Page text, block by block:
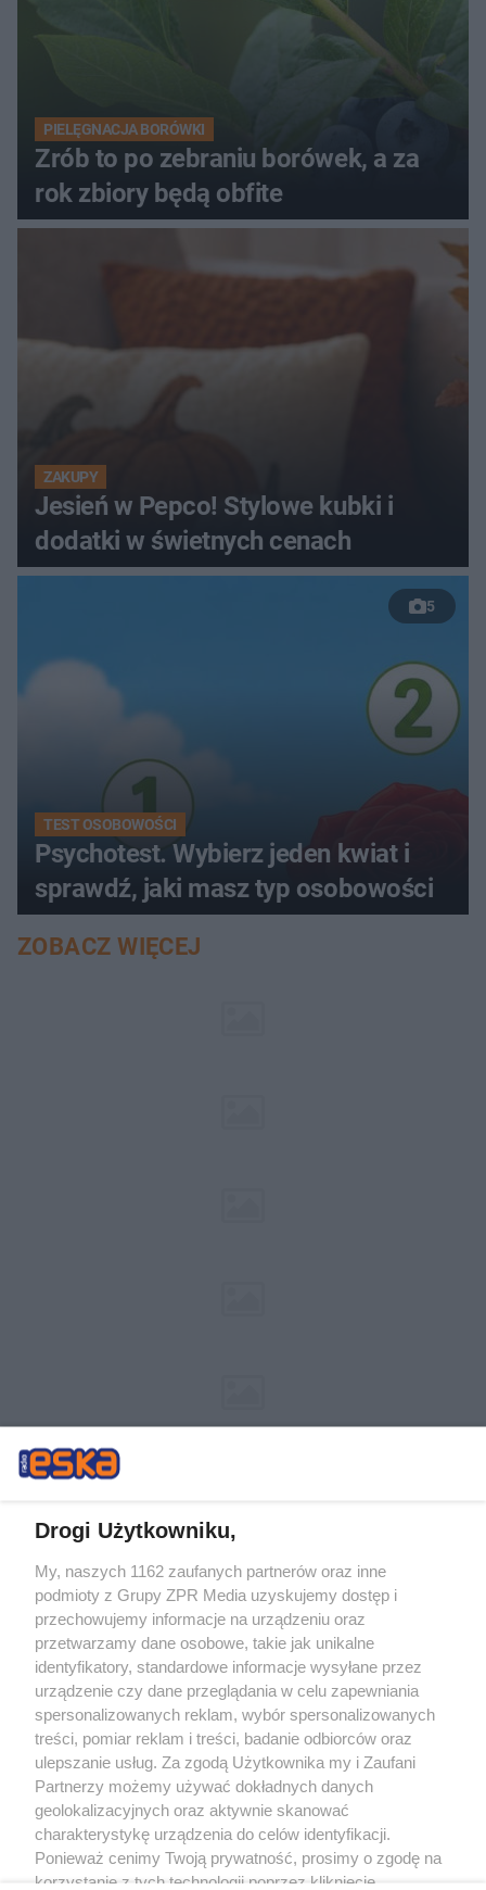
PIELĘGNACJA BORÓWKI
Zrób to po zebraniu borówek, a za
rok zbiory będą obfite
ZAKUPY
Jesień w Pepco! Stylowe kubki i
dodatki w świetnych cenach
5
TEST OSOBOWOŚCI
Psychotest. Wybierz jeden kwiat i
sprawdź, jaki masz typ osobowości
ZOBACZ WIĘCEJ
Żaden utwór zamieszczony w serwisie nie może być powielany i
rozpowszechniany lub dalej rozpowszechniany w jakikolwiek sposób (w
tym także elektroniczny lub mechaniczny) na jakimkolwiek polu
eksploatacji w jakiejkolwiek formie, włącznie z umieszczaniem w Internecie
bez pisemnej zgody właściciela praw. Jakiekolwiek użycie lub
wykorzystanie utworów w całości lub w części z naruszeniem prawa, tzn.
bez właściwej zgody, jest zabronione pod groźbą kary i może być ścigane
prawnie.
O nas
Drogi Użytkowniku,
My, naszych 1162 zaufanych partnerów oraz inne
podmioty z Grupy ZPR Media uzyskujemy dostęp i
przechowujemy informacje na urządzeniu oraz
przetwarzamy dane osobowe, takie jak unikalne
identyfikatory, standardowe informacje wysyłane przez
urządzenie czy dane przeglądania w celu zapewniania
spersonalizowanych reklam, wybór spersonalizowanych
treści, pomiar reklam i treści, badanie odbiorców oraz
ulepszanie usług. Za zgodą Użytkownika my i Zaufani
Partnerzy możemy używać dokładnych danych
geolokalizacyjnych oraz aktywnie skanować
charakterystykę urządzenia do celów identyfikacji.
Ponieważ cenimy Twoją prywatność, prosimy o zgodę na
korzystanie z tych technologii poprzez kliknięcie